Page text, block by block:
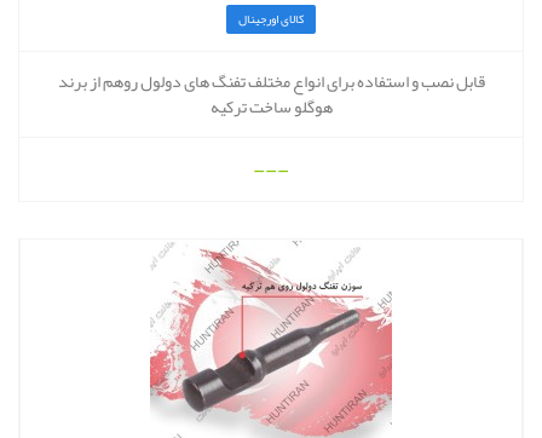
کالای اورجینال
قابل نصب و استفاده برای انواع مختلف تفنگ های دولول روهم از برند
هوگلو ساخت ترکیه
---